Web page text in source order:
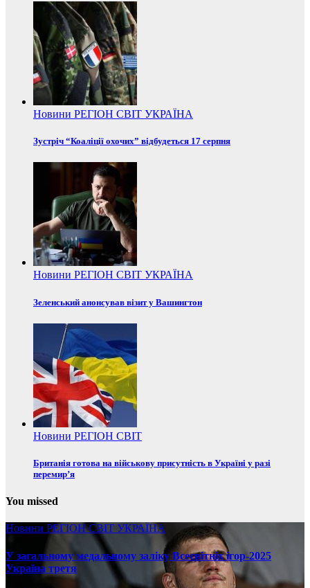
Новини РЕГІОН СВІТ УКРАЇНА
Зустріч “Коаліції охочих” відбудеться 17 серпня
Новини РЕГІОН СВІТ УКРАЇНА
Зеленський анонсував візит у Вашингтон
Новини РЕГІОН СВІТ
Британія готова на військову присутність в Україні у разі
перемир’я
You missed
Новини РЕГІОНСВІТ УКРАЇНА
У загальному медальному заліку Всесвітніх ігор-2025
Україна третя